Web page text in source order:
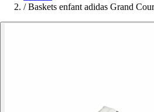
/ Baskets enfant adidas Grand